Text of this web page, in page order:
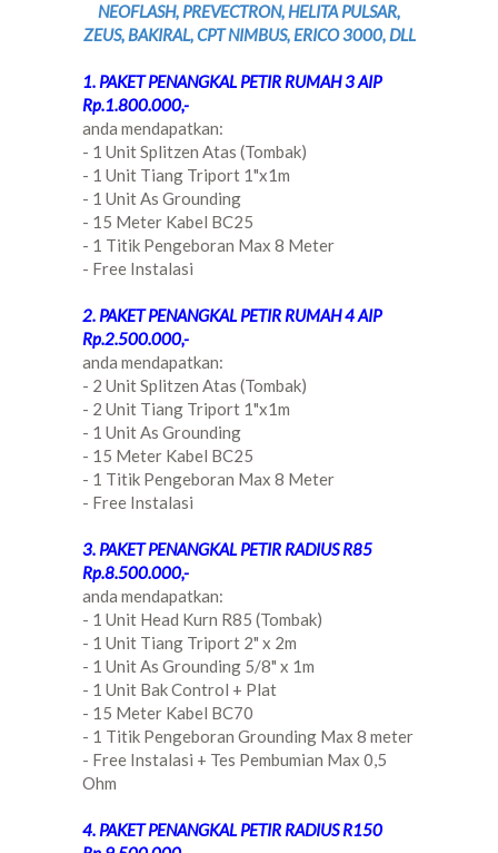
NEOFLASH, PREVECTRON, HELITA PULSAR,
ZEUS, BAKIRAL, CPT NIMBUS, ERICO 3000, DLL
1. PAKET PENANGKAL PETIR RUMAH 3 AIP
Rp.1.800.000,-
anda mendapatkan:
- 1 Unit Splitzen Atas (Tombak)
- 1 Unit Tiang Triport 1"x1m
- 1 Unit As Grounding
- 15 Meter Kabel BC25
- 1 Titik Pengeboran Max 8 Meter
- Free Instalasi
2. PAKET PENANGKAL PETIR RUMAH 4 AIP
Rp.2.500.000,-
anda mendapatkan:
- 2 Unit Splitzen Atas (Tombak)
- 2 Unit Tiang Triport 1"x1m
- 1 Unit As Grounding
- 15 Meter Kabel BC25
- 1 Titik Pengeboran Max 8 Meter
- Free Instalasi
3. PAKET PENANGKAL PETIR RADIUS R85
Rp.8.500.000,-
anda mendapatkan:
- 1 Unit Head Kurn R85 (Tombak)
- 1 Unit Tiang Triport 2" x 2m
- 1 Unit As Grounding 5/8" x 1m
- 1 Unit Bak Control + Plat
- 15 Meter Kabel BC70
- 1 Titik Pengeboran Grounding Max 8 meter
- Free Instalasi + Tes Pembumian Max 0,5
Ohm
4. PAKET PENANGKAL PETIR RADIUS R150